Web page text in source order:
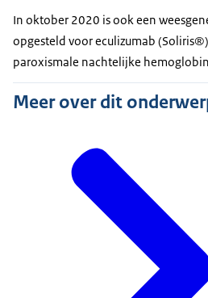
In oktober 2020 is ook een
opgesteld voor eculizumab
paroxismale nachtelijke
Meer over dit